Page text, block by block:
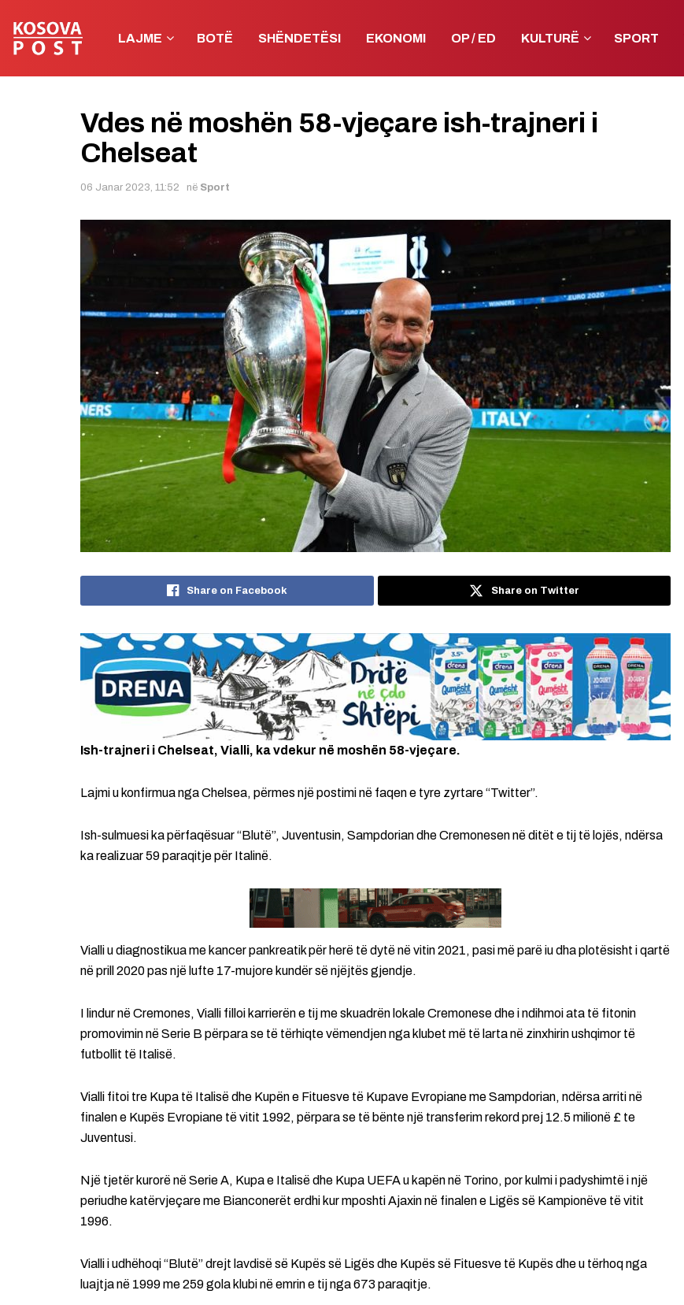
LAJME BOTË SHËNDETËSI EKONOMI OP / ED KULTURË SPORT
Vdes në moshën 58-vjeçare ish-trajneri i
Chelseat
06 Janar 2023, 11:52 në Sport
Share on Facebook Share on Twitter
Ish-trajneri i Chelseat, Vialli, ka vdekur në moshën 58-vjeçare.
Lajmi u konfirmua nga Chelsea, përmes një postimi në faqen e tyre zyrtare “Twitter”.
Ish-sulmuesi ka përfaqësuar “Blutë”, Juventusin, Sampdorian dhe Cremonesen në ditët e tij të lojës, ndërsa
ka realizuar 59 paraqitje për Italinë.
Vialli u diagnostikua me kancer pankreatik për herë të dytë në vitin 2021, pasi më parë iu dha plotësisht i qartë
në prill 2020 pas një lufte 17-mujore kundër së njëjtës gjendje.
I lindur në Cremones, Vialli filloi karrierën e tij me skuadrën lokale Cremonese dhe i ndihmoi ata të fitonin
promovimin në Serie B përpara se të tërhiqte vëmendjen nga klubet më të larta në zinxhirin ushqimor të
futbollit të Italisë.
Vialli fitoi tre Kupa të Italisë dhe Kupën e Fituesve të Kupave Evropiane me Sampdorian, ndërsa arriti në
finalen e Kupës Evropiane të vitit 1992, përpara se të bënte një transferim rekord prej 12.5 milionë £ te
Juventusi.
Një tjetër kurorë në Serie A, Kupa e Italisë dhe Kupa UEFA u kapën në Torino, por kulmi i padyshimtë i një
periudhe katërvjeçare me Bianconerët erdhi kur mposhti Ajaxin në finalen e Ligës së Kampionëve të vitit
1996.
Vialli i udhëhoqi “Blutë” drejt lavdisë së Kupës së Ligës dhe Kupës së Fituesve të Kupës dhe u tërhoq nga
luajtja në 1999 me 259 gola klubi në emrin e tij nga 673 paraqitje.